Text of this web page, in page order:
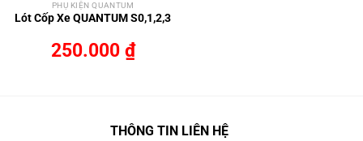
PHỤ KIỆN QUANTUM
Lót Cốp Xe QUANTUM S0,1,2,3
250.000 ₫
THÔNG TIN LIÊN HỆ